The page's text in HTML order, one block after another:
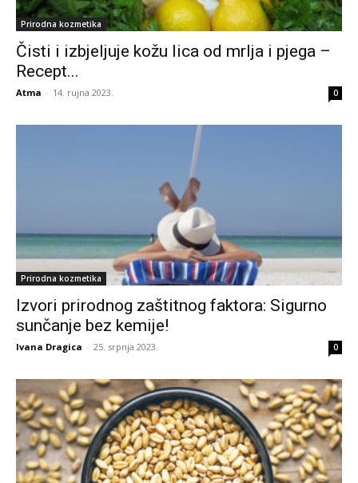
Prirodna kozmetika
Čisti i izbjeljuje kožu lica od mrlja i pjega –
Recept...
Atma - 14. rujna 2023. 0
Prirodna kozmetika
Izvori prirodnog zaštitnog faktora: Sigurno
sunčanje bez kemije!
Ivana Dragica - 25. srpnja 2023. 0